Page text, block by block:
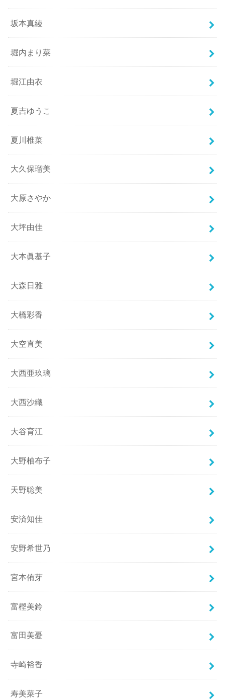
坂本真綾
堀内まり菜
堀江由衣
夏吉ゆうこ
夏川椎菜
大久保瑠美
大原さやか
大坪由佳
大本眞基子
大森日雅
大橋彩香
大空直美
大西亜玖璃
大西沙織
大谷育江
大野柚布子
天野聡美
安済知佳
安野希世乃
宮本侑芽
富樫美鈴
富田美憂
寺崎裕香
寿美菜子